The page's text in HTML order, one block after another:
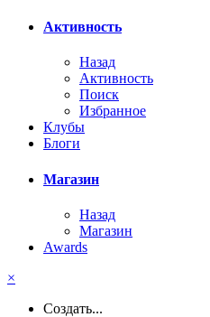
Активность
Назад
Активность
Поиск
Избранное
Клубы
Блоги
Магазин
Назад
Магазин
Awards
×
Создать...